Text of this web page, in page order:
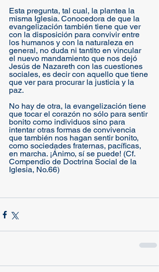
Esta pregunta, tal cual, la plantea la
misma Iglesia. Conocedora de que la
evangelización también tiene que ver
con la disposición para convivir entre
los humanos y con la naturaleza en
general, no duda ni tantito en vincular
el nuevo mandamiento que nos dejó
Jesús de Nazareth con las cuestiones
sociales, es decir con aquello que tiene
que ver para procurar la justicia y la
paz.
No hay de otra, la evangelización tiene
que tocar el corazón no sólo para sentir
bonito como individuos sino para
intentar otras formas de convivencia
que también nos hagan sentir bonito,
como sociedades fraternas, pacíficas,
en marcha. ¡Ánimo, sí se puede! (Cf.
Compendio de Doctrina Social de la
Iglesia, No.66)